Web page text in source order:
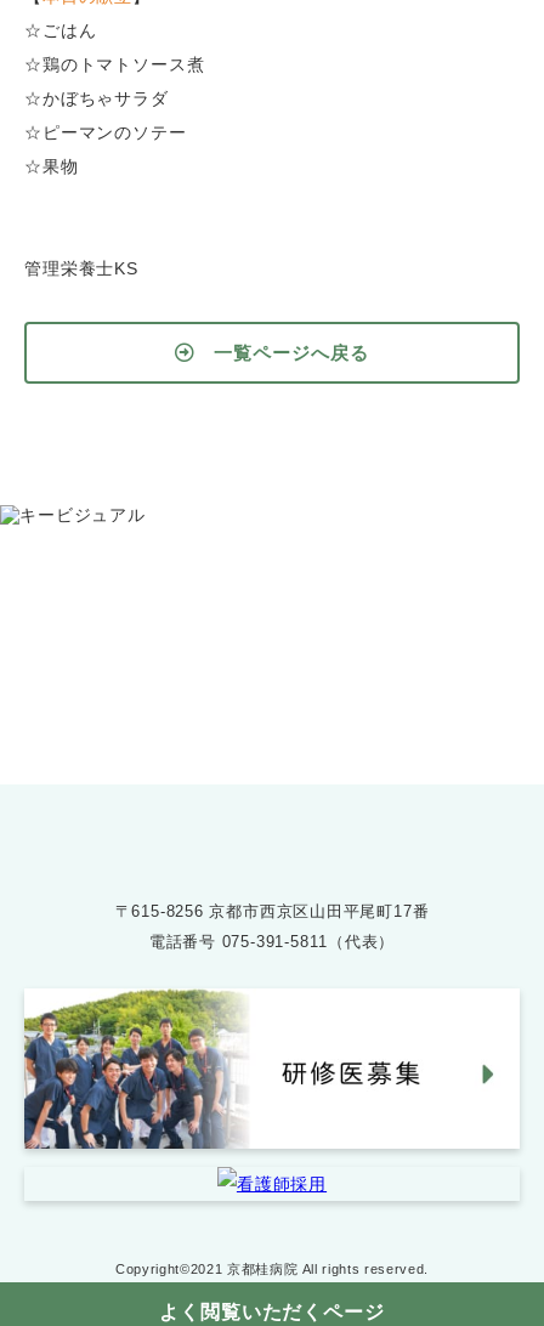
よく閲覧いただくページ
☆ごはん
☆鶏のトマトソース煮
☆かぼちゃサラダ
☆ピーマンのソテー
☆果物
管理栄養士KS
一覧ページへ戻る
〒615-8256 京都市西京区山田平尾町17番
電話番号 075-391-5811（代表）
Copyright©2021 京都桂病院 All rights reserved.